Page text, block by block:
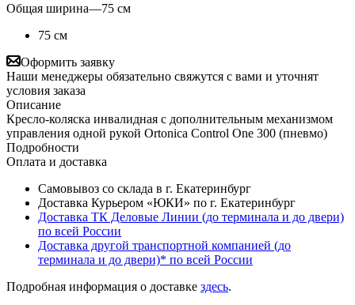
Общая ширина—75 см
75 см
Оформить заявку
Наши менеджеры обязательно свяжутся с вами и уточнят
условия заказа
Описание
Кресло-коляска инвалидная с дополнительным механизмом
управления одной рукой Ortonica Control One 300 (пневмо)
Подробности
Оплата и доставка
Самовывоз со склада в г. Екатеринбург
Доставка Курьером «ЮКИ» по г. Екатеринбург
Доставка ТК Деловые Линии (до терминала и до двери)
по всей России
Доставка другой транспортной компанией (до
терминала и до двери)* по всей России
Подробная информация о доставке здесь.